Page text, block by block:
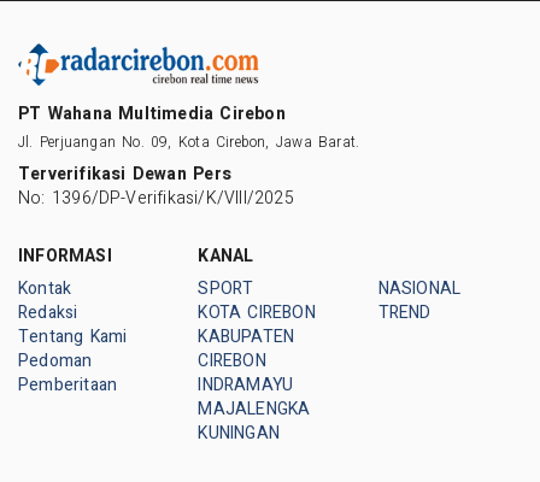
PT Wahana Multimedia Cirebon
Jl. Perjuangan No. 09, Kota Cirebon, Jawa Barat.
Terverifikasi Dewan Pers
No: 1396/DP-Verifikasi/K/VIII/2025
INFORMASI
Kontak
Redaksi
Tentang Kami
Pedoman
Pemberitaan
KANAL
SPORT
KOTA CIREBON
KABUPATEN
CIREBON
INDRAMAYU
MAJALENGKA
KUNINGAN
NASIONAL
TREND